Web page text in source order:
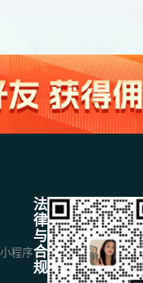
程序
法
律
与
合
规